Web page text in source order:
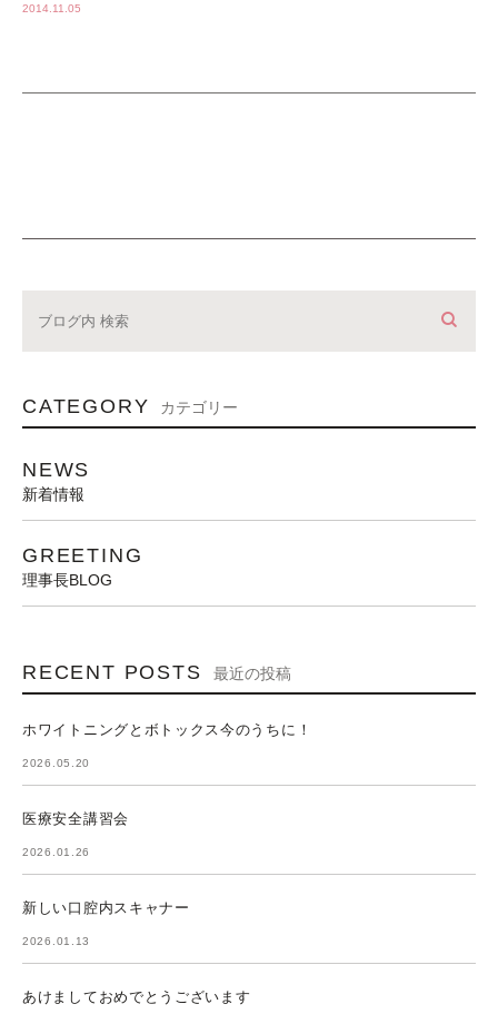
2014.11.05
CATEGORY カテゴリー
NEWS
新着情報
GREETING
理事長BLOG
RECENT POSTS 最近の投稿
ホワイトニングとボトックス今のうちに！
2026.05.20
医療安全講習会
2026.01.26
新しい口腔内スキャナー
2026.01.13
あけましておめでとうございます